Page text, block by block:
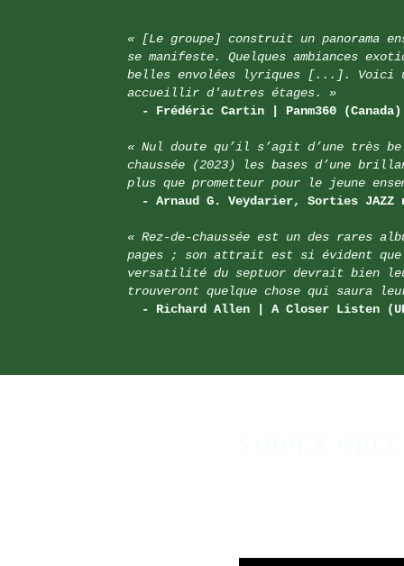
« [Le groupe] construit un panorama
se manifeste. Quelques ambiances
belles envolées lyriques [...]. Voici
accueillir d'autres étages. »
- Frédéric Cartin | Panm360 (Canada)
« Nul doute qu’il s’agit d’une très
chaussée (2023) les bases d’une
plus que prometteur pour le jeune
- Arnaud G. Veydarier, Sorties JAZZ
« Rez-de-chaussée est un des rares
pages ; son attrait est si évident que
versatilité du septuor devrait bien
trouveront quelque chose qui saura
- Richard Allen | A Closer Listen